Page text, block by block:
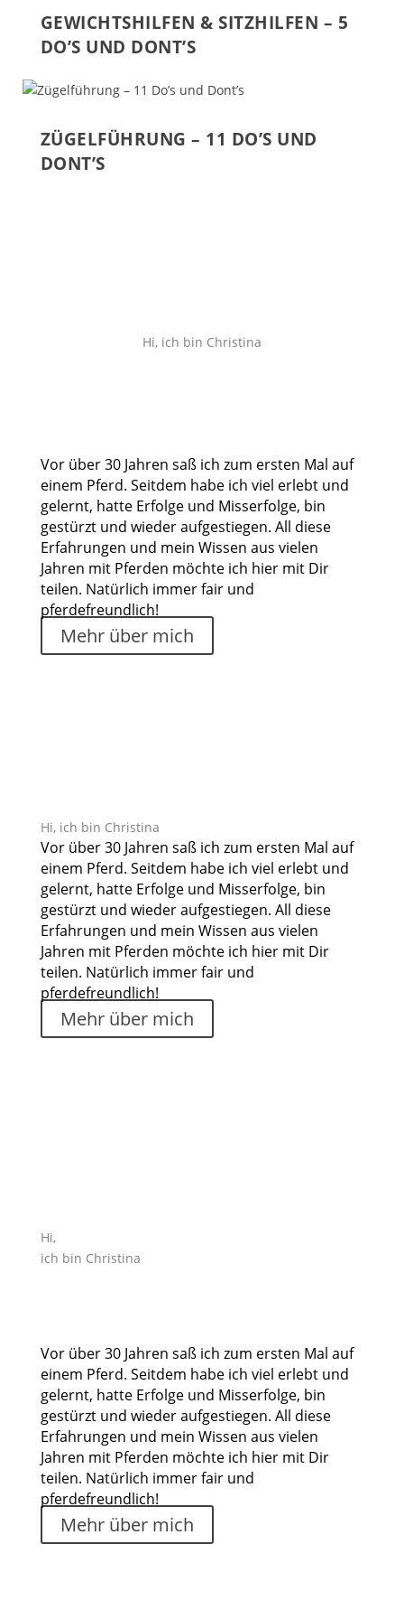
GEWICHTSHILFEN & SITZHILFEN – 5
DO’S UND DONT’S
ZÜGELFÜHRUNG – 11 DO’S UND
DONT’S
Hi, ich bin Christina
Vor über 30 Jahren saß ich zum ersten Mal auf
einem Pferd. Seitdem habe ich viel erlebt und
gelernt, hatte Erfolge und Misserfolge, bin
gestürzt und wieder aufgestiegen. All diese
Erfahrungen und mein Wissen aus vielen
Jahren mit Pferden möchte ich hier mit Dir
teilen. Natürlich immer fair und
pferdefreundlich!
Mehr über mich
Hi, ich bin Christina
Vor über 30 Jahren saß ich zum ersten Mal auf
einem Pferd. Seitdem habe ich viel erlebt und
gelernt, hatte Erfolge und Misserfolge, bin
gestürzt und wieder aufgestiegen. All diese
Erfahrungen und mein Wissen aus vielen
Jahren mit Pferden möchte ich hier mit Dir
teilen. Natürlich immer fair und
pferdefreundlich!
Mehr über mich
Hi,
ich bin Christina
Vor über 30 Jahren saß ich zum ersten Mal auf
einem Pferd. Seitdem habe ich viel erlebt und
gelernt, hatte Erfolge und Misserfolge, bin
gestürzt und wieder aufgestiegen. All diese
Erfahrungen und mein Wissen aus vielen
Jahren mit Pferden möchte ich hier mit Dir
teilen. Natürlich immer fair und
pferdefreundlich!
Mehr über mich